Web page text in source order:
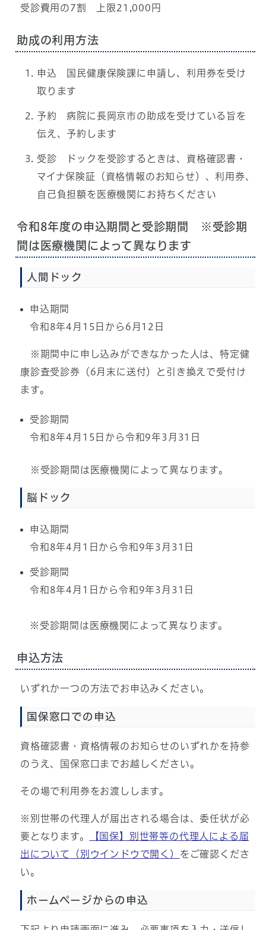
受診費用の7割 上限21,000円
助成の利用方法
申込 国民健康保険課に申請し、利用券を受け
取ります
予約 病院に長岡京市の助成を受けている旨を
伝え、予約します
受診 ドックを受診するときは、資格確認書・
マイナ保険証（資格情報のお知らせ）、利用券、
自己負担額を医療機関にお持ちください
令和8年度の申込期間と受診期間 ※受診期
間は医療機関によって異なります
人間ドック
申込期間
令和8年4月15日から6月12日
※期間中に申し込みができなかった人は、特定健
康診査受診券（6月末に送付）と引き換えで受付け
ます。
受診期間
令和8年4月15日から令和9年3月31日
※受診期間は医療機関によって異なります。
脳ドック
申込期間
令和8年4月1日から令和9年3月31日
受診期間
令和8年4月1日から令和9年3月31日
※受診期間は医療機関によって異なります。
申込方法
いずれか一つの方法でお申込みください。
国保窓口での申込
資格確認書・資格情報のお知らせのいずれかを持参
のうえ、国保窓口までお越しください。
その場で利用券をお渡しします。
※別世帯の代理人が届出される場合は、委任状が必
要となります。
【国保】別世帯等の代理人による届
出について
（別ウインドウで開く） をご確認くださ
い。
ホームページからの申込